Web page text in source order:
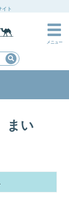
イト
メニュー
まい